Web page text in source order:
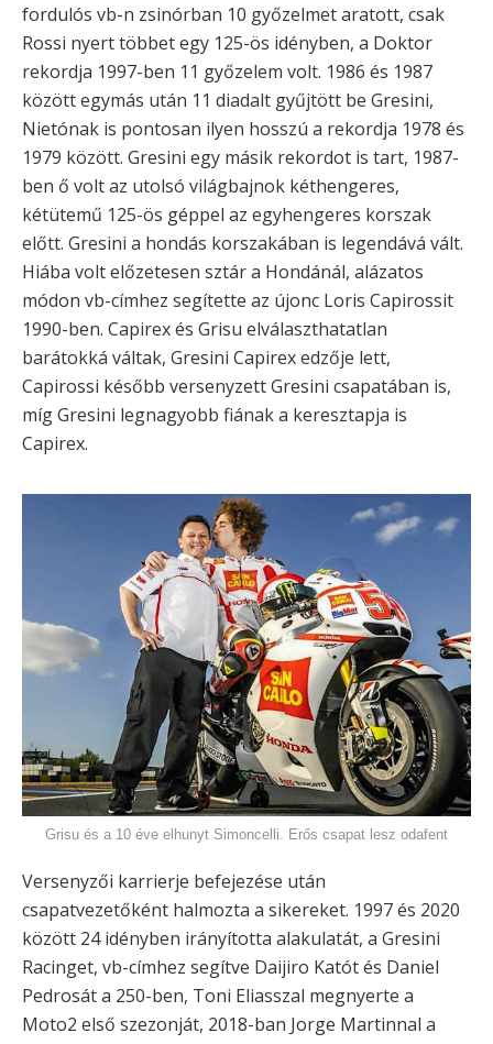
fordulós vb-n zsinórban 10 győzelmet aratott, csak
Rossi nyert többet egy 125-ös idényben, a Doktor
rekordja 1997-ben 11 győzelem volt. 1986 és 1987
között egymás után 11 diadalt gyűjtött be Gresini,
Nietónak is pontosan ilyen hosszú a rekordja 1978 és
1979 között. Gresini egy másik rekordot is tart, 1987-
ben ő volt az utolsó világbajnok kéthengeres,
kétütemű 125-ös géppel az egyhengeres korszak
előtt. Gresini a hondás korszakában is legendává vált.
Hiába volt előzetesen sztár a Hondánál, alázatos
módon vb-címhez segítette az újonc Loris Capirossit
1990-ben. Capirex és Grisu elválaszthatatlan
barátokká váltak, Gresini Capirex edzője lett,
Capirossi később versenyzett Gresini csapatában is,
míg Gresini legnagyobb fiának a keresztapja is
Capirex.
Grisu és a 10 éve elhunyt Simoncelli. Erős csapat lesz odafent
Versenyzői karrierje befejezése után
csapatvezetőként halmozta a sikereket. 1997 és 2020
között 24 idényben irányította alakulatát, a Gresini
Racinget, vb-címhez segítve Daijiro Katót és Daniel
Pedrosát a 250-ben, Toni Eliasszal megnyerte a
Moto2 első szezonját, 2018-ban Jorge Martinnal a